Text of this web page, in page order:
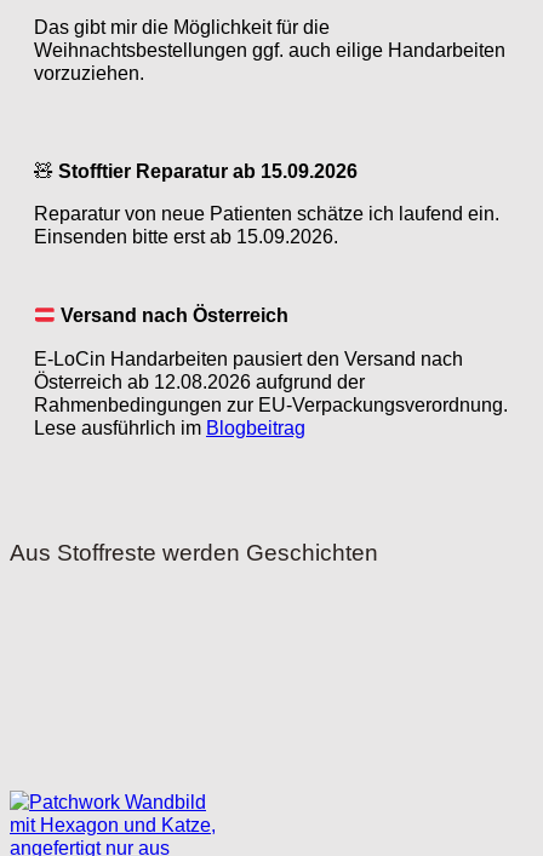
Das gibt mir die Möglichkeit für die
Weihnachtsbestellungen ggf. auch eilige Handarbeiten
vorzuziehen.
🧸 Stofftier Reparatur ab 15.09.2026
Reparatur von neue Patienten schätze ich laufend ein.
Einsenden bitte erst ab 15.09.2026.
Versand nach Österreich
E-LoCin Handarbeiten pausiert den Versand nach
Österreich ab 12.08.2026 aufgrund der
Rahmenbedingungen zur EU-Verpackungsverordnung.
Lese ausführlich im Blogbeitrag
Aus Stoffreste werden Geschichten